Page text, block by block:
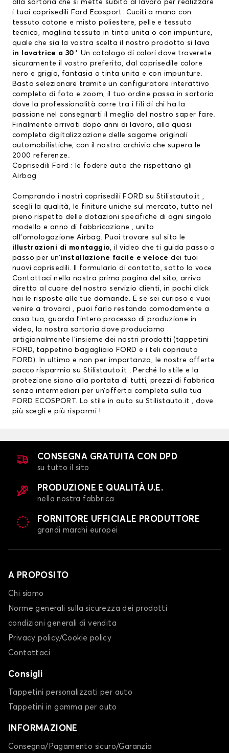
alla sartoria che si mette subito al lavoro per realizzare
i tuoi coprisedili Ford Ecosport. Cuciti a mano con
tessuto cotone e misto poliestere, pelle e tessuto
tecnico, maglina tessuta in tinta unita o con impunture,
quale che sia la vostra scelta il nostro prodotto si lava
in lavatrice a 30˚ Un catalogo di colori dove troverete
sicuramente il vostro preferito, dal coprisedile colore
nero e grigio, fantasia o tinta unita e con impunture.
Basta selezionare tramite un configuratore interattivo
completo di foto e zoom, il tuo ordine passa in sartoria
dove la professionalità corre tra i fili di chi ha la
passione nel consegnarti il meglio del nostro saper fare.
Finalmente arrivati dopo anni di lavoro, alla quasi
completa digitalizzazione delle sagome originali
automobilistiche, con il nostro archivio che supera le
2000 referenze.
Coprisedili Ford : le fodere auto che rispettano gli
Airbag
Comprando i nostri coprisedili FORD su Stilistauto.it ,
scegli la qualità, le finiture uniche sul mercato, tutto nel
pieno rispetto delle dotazioni specifiche di ogni singolo
modello e anno di fabbricazione , unito
all’omologazione Airbag. Puoi trovare sul sito le
illustrazioni di montaggio, il video che ti guida passo a
passo per un’installazione facile e veloce dei tuoi
nuovi coprisedili. Il formulario di contatto, sotto la voce
Contattaci nella nostra prima pagina del sito, arriva
diretto al cuore del nostro servizio clienti, in pochi click
hai le risposte alle tue domande. E se sei curioso e vuoi
venire a trovarci , puoi farlo restando comodamente a
casa tua, guarda l’intero processo di produzione in
video, la nostra sartoria dove produciamo
artigianalmente l’insieme dei nostri prodotti (tappetini
FORD, tappetino bagagliaio FORD e i teli copriauto
FORD). In ultimo e non per importanza, le nostre offerte
pacco risparmio su Stilistauto.it . Perché lo stile e la
protezione siano alla portata di tutti, prezzi di fabbrica
senza intermediari per un’offerta completa sulla tua
FORD ECOSPORT. Lo stile in auto su Stilistauto.it , dove
più scegli e più risparmi !
CONSEGNA GRATUITA CON DPD
su tutto il sito
PRODUZIONE E QUALITÀ U.E.
nella nostra fabbrica
FORNITORE UFFICIALE PRODUTTORE
grandi marchi europei
A PROPOSITO
Chi siamo
Norme generali sulla sicurezza dei prodotti
condizioni generali di vendita
Privacy policy/Cookie policy
Contattaci
Consigli
Tappetini personalizzati per auto
Tappetini in gomma per auto
INFORMAZIONE
Consegna/Pagamento sicuro/Garanzia